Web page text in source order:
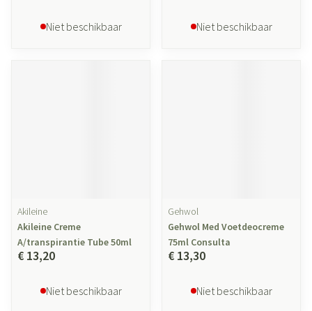
Niet beschikbaar Niet beschikbaar
Akileine
Akileine Creme
A/transpirantie Tube 50ml
€ 13,20
Niet beschikbaar
Gehwol
Gehwol Med Voetdeocreme
75ml Consulta
€ 13,30
Niet beschikbaar